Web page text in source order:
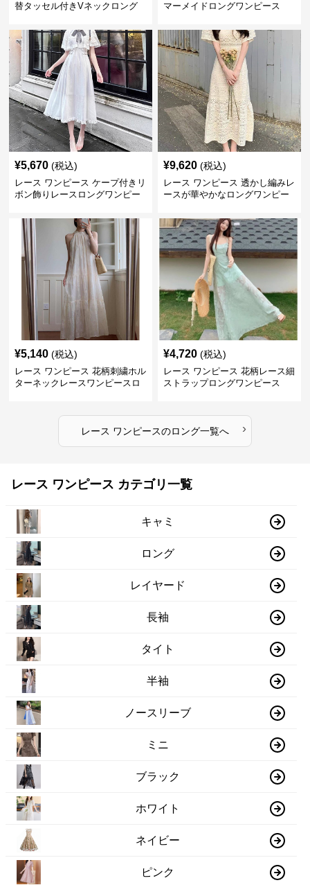
替タッセル付きVネックロング
マーメイドロングワンピース
¥5,670 (税込)
レース ワンピース ケープ付きリ
ボン飾りレースロングワンピー
¥9,620 (税込)
レース ワンピース 透かし編みレ
ースが華やかなロングワンピー
¥5,140 (税込)
レース ワンピース 花柄刺繍ホル
ターネックレースワンピースロ
¥4,720 (税込)
レース ワンピース 花柄レース細
ストラップロングワンピース
レース ワンピースのロング一覧へ ›
レース ワンピース カテゴリ一覧
キャミ
ロング
レイヤード
長袖
タイト
半袖
ノースリーブ
ミニ
ブラック
ホワイト
ネイビー
ピンク